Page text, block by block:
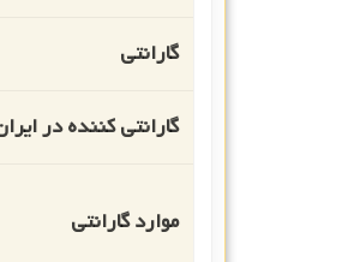
گارانتی
گارانتی کننده در
موارد گارانتی